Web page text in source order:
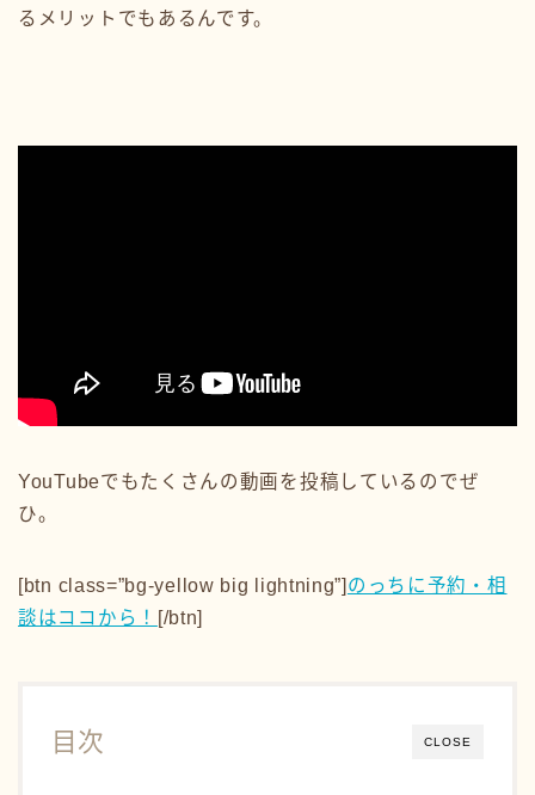
るメリットでもあるんです。
YouTubeでもたくさんの動画を投稿しているのでぜ
ひ。
[btn class=”bg-yellow big lightning”] のっちに予約・相
談はココから！ [/btn]
CLOSE
目次